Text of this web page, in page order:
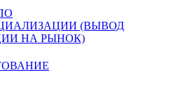
(ВЫВОД
НА РЫНОК)